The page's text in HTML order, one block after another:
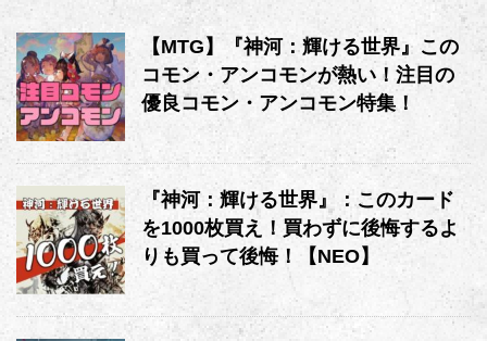
【MTG】『神河：輝ける世界』この
コモン・アンコモンが熱い！注目の
優良コモン・アンコモン特集！
『神河：輝ける世界』：このカード
を1000枚買え！買わずに後悔するよ
りも買って後悔！【NEO】